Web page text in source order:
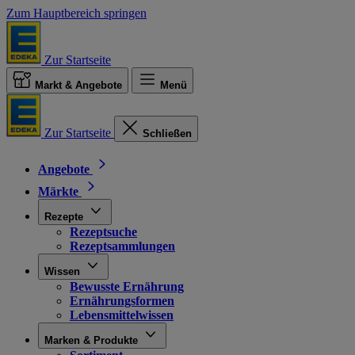
Zum Hauptbereich springen
Zur Startseite
Markt & Angebote Menü
Zur Startseite Schließen
Angebote
Märkte
Rezepte
Rezeptsuche
Rezeptsammlungen
Wissen
Bewusste Ernährung
Ernährungsformen
Lebensmittelwissen
Marken & Produkte